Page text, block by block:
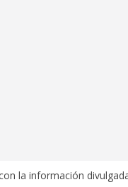
la información